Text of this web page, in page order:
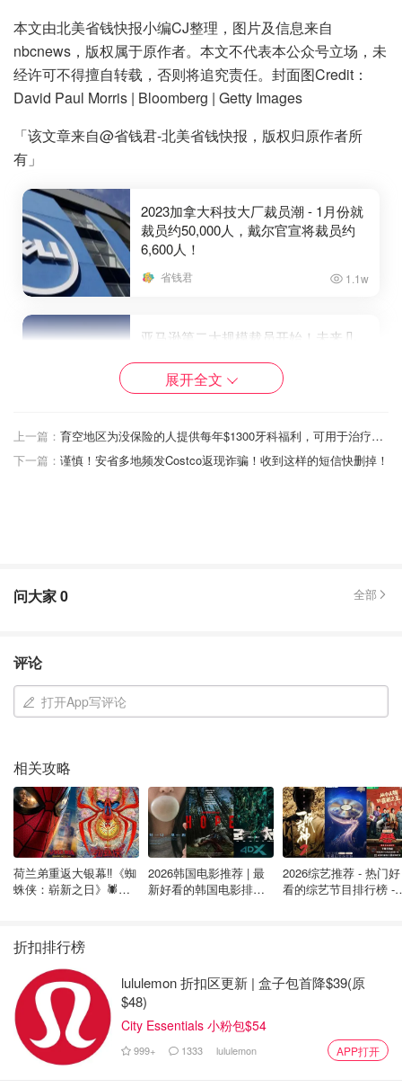
本文由北美省钱快报小编CJ整理，图片及信息来自
nbcnews，版权属于原作者。本文不代表本公众号立场，未
经许可不得擅自转载，否则将追究责任。封面图Credit：
David Paul Morris | Bloomberg | Getty Images
「该文章来自@省钱君-北美省钱快报，版权归原作者所
有」
2023加拿大科技大厂裁员潮 - 1月份就
裁员约50,000人，戴尔官宣将裁员约
6,600人！
省钱君 1.1w
亚马逊第二大规模裁员开始！未来几
到27000人！
真“黑五”了！Twitter开始血腥大裁员 ，
展开全文
上一篇：
育空地区为没保险的人提供每年$1300牙科福利，可用于治疗和洗牙！
下一篇： 谨慎！安省多地频发Costco返现诈骗！收到这样的短信快删掉！
问大家0 全部
评论
打开App写评论
相关攻略
荷兰弟重返大银幕‼️《蜘
蛛侠：崭新之日》🕷️北
2026韩国电影推荐 | 最
新好看的韩国电影排行
2026综艺推荐 - 热门好
看的综艺节目排行榜 -
折扣排行榜
lululemon 折扣区更新 | 盒子包首降$39(原
$48)
City Essentials 小粉包$54
999+ 1333 lululemon APP打开